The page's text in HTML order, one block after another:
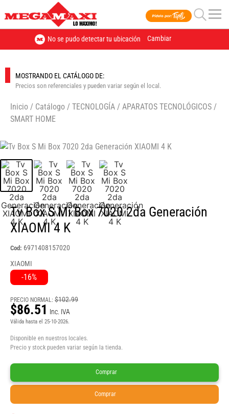
No se pudo detectar tu ubicación Cambiar
MOSTRANDO EL CATÁLOGO DE:
Precios son referenciales y pueden variar según el local.
Inicio / Catálogo / TECNOLOGÍA / APARATOS TECNOLÓGICOS /
SMART HOME
Tv Box S Mi Box 7020 2da Generación
XIAOMI 4 K
Cod: 6971408157020
XIAOMI
-16%
PRECIO NORMAL: $102.99
$86.51 Inc. IVA
Válida hasta el 25-10-2026.
Disponible en nuestros locales.
Precio y stock pueden variar según la tienda.
Comprar
Comprar